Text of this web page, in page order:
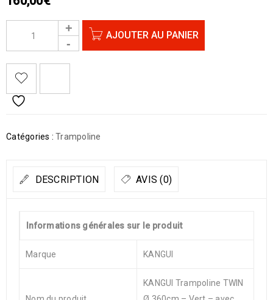
AJOUTER AU PANIER
Catégories : Trampoline
DESCRIPTION AVIS (0)
Informations générales sur le produit
Marque KANGUI
KANGUI Trampoline TWIN